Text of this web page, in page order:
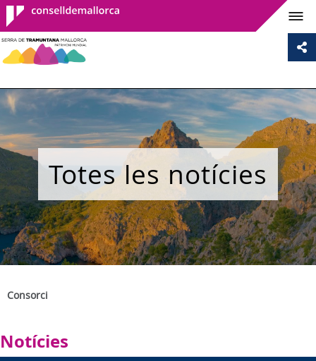
Consell de
Mallorca
Totes les notícies
Consorci
Notícies